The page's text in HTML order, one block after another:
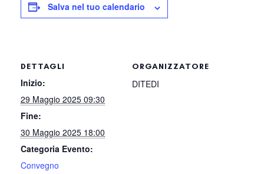
Salva nel tuo calendario
DETTAGLI
Inizio:
29 Maggio 2025 09:30
Fine:
30 Maggio 2025 18:00
Categoria Evento:
Convegno
ORGANIZZATORE
DITEDI